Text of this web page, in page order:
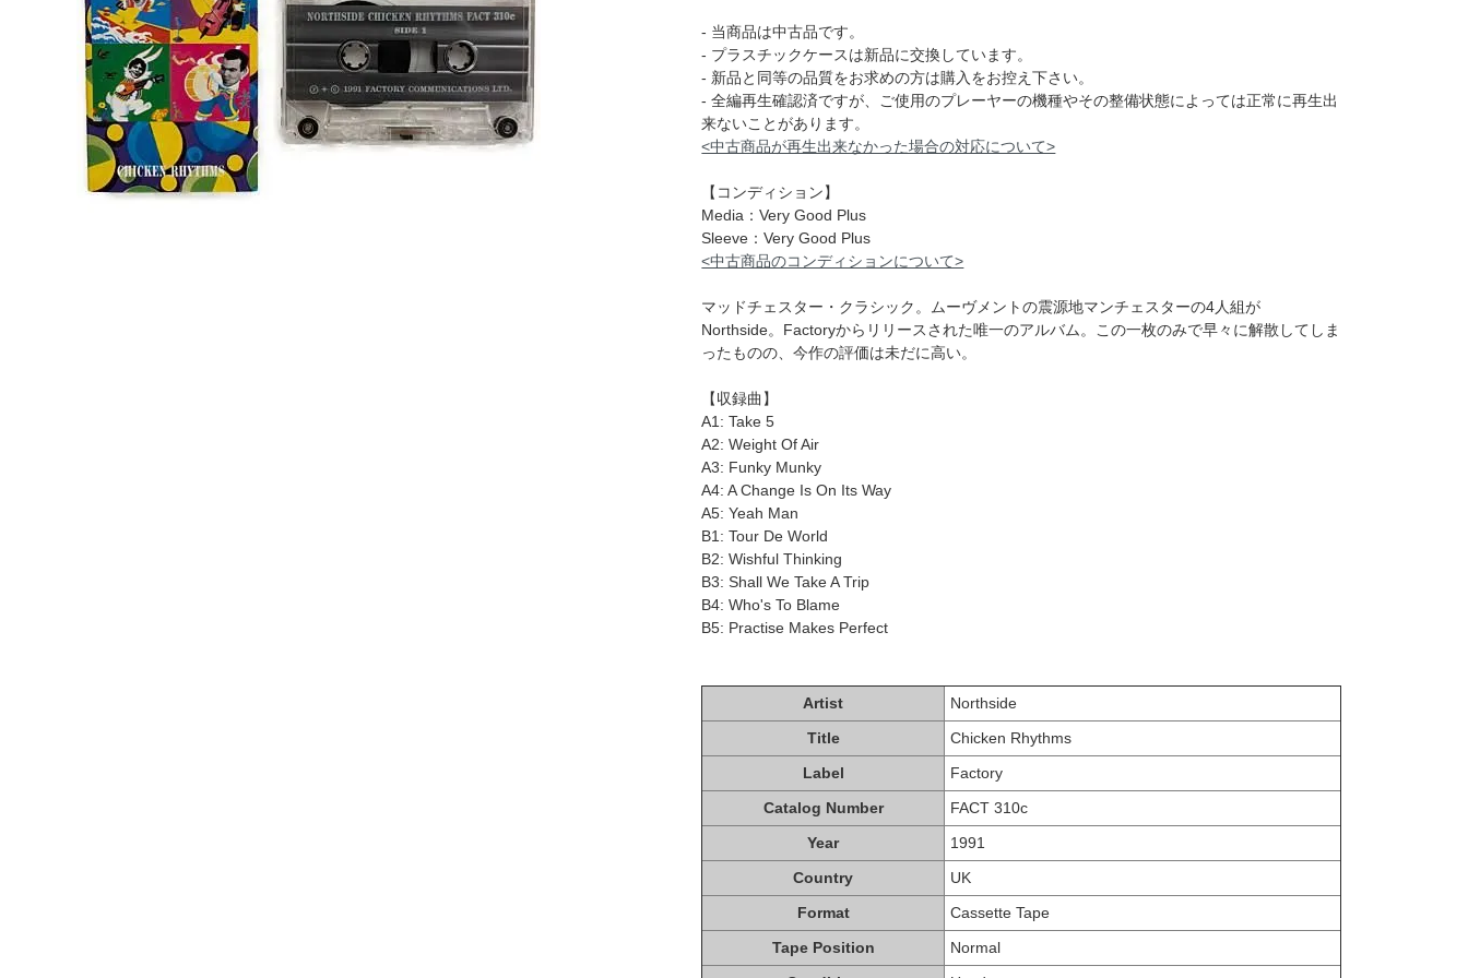
- 当商品は中古品です。
- プラスチックケースは新品に交換しています。
- 新品と同等の品質をお求めの方は購入をお控え下さい。
- 全編再生確認済ですが、ご使用のプレーヤーの機種やその整備状態によっては正常に再生出
来ないことがあります。
<中古商品が再生出来なかった場合の対応について>
【コンディション】
Media：Very Good Plus
Sleeve：Very Good Plus
<中古商品のコンディションについて>
マッドチェスター・クラシック。ムーヴメントの震源地マンチェスターの4人組が
Northside。Factoryからリリースされた唯一のアルバム。この一枚のみで早々に解散してしま
ったものの、今作の評価は未だに高い。
【収録曲】
A1: Take 5
A2: Weight Of Air
A3: Funky Munky
A4: A Change Is On Its Way
A5: Yeah Man
B1: Tour De World
B2: Wishful Thinking
B3: Shall We Take A Trip
B4: Who's To Blame
B5: Practise Makes Perfect
Artist
Northside
Title
Chicken Rhythms
Label
Factory
Catalog Number
FACT 310c
Year
1991
Country
UK
Format
Cassette Tape
Tape Position
Normal